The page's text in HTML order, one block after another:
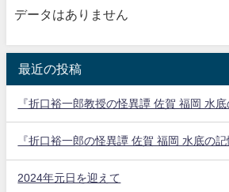
データはありません
最近の投稿
『折口裕一郎教授の怪異譚 佐賀 福岡 水
『折口裕一郎の怪異譚 佐賀 福岡 水底の
2024年元日を迎えて